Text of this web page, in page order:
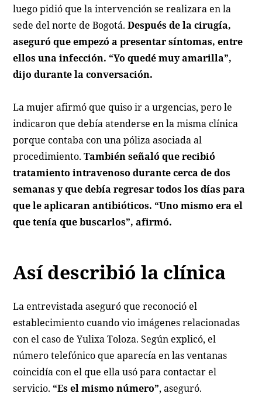
luego pidió que la intervención se realizara en la
sede del norte de Bogotá.Después de la cirugía,
aseguró que empezó a presentar síntomas, entre
ellos una infección. “Yo quedé muy amarilla”,
dijo durante la conversación.
La mujer afirmó que quiso ir a urgencias, pero le
indicaron que debía atenderse en la misma clínica
porque contaba con una póliza asociada al
procedimiento.También señaló que recibió
tratamiento intravenoso durante cerca de dos
semanas y que debía regresar todos los días para
que le aplicaran antibióticos. “Uno mismo era el
que tenía que buscarlos”, afirmó.
Así describió la clínica
La entrevistada aseguró que reconoció el
establecimiento cuando vio imágenes relacionadas
con el caso de Yulixa Toloza. Según explicó, el
número telefónico que aparecía en las ventanas
coincidía con el que ella usó para contactar el
servicio. “Es el mismo número”, aseguró.